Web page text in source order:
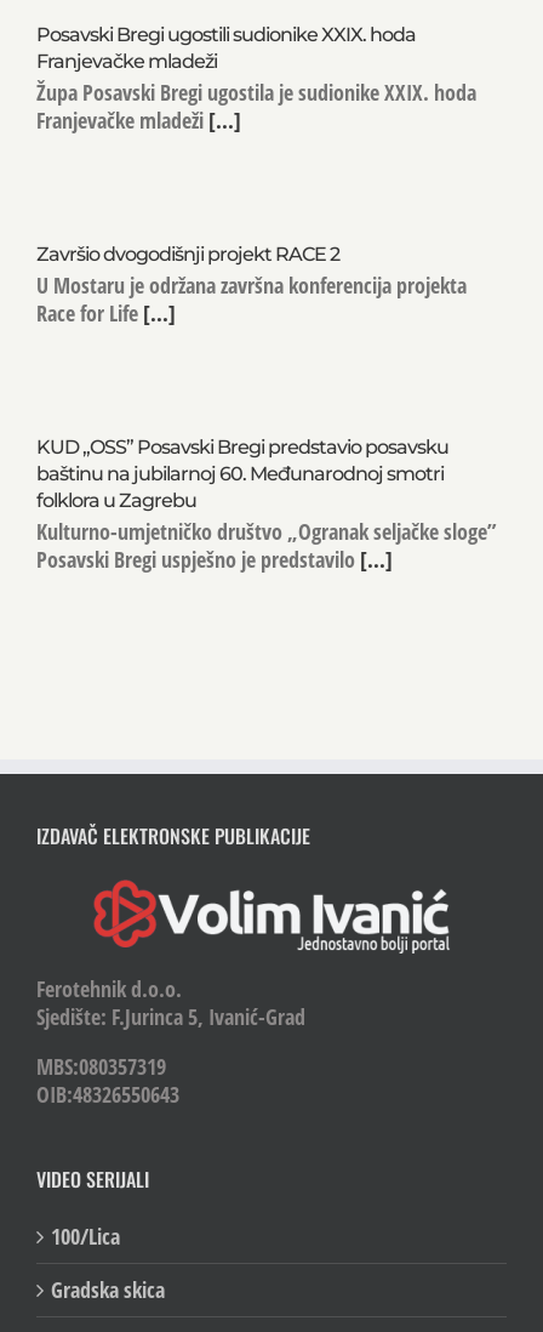
Posavski Bregi ugostili sudionike XXIX. hoda
Franjevačke mladeži
Župa Posavski Bregi ugostila je sudionike XXIX. hoda
Franjevačke mladeži
[...]
Završio dvogodišnji projekt RACE 2
U Mostaru je održana završna konferencija projekta
[...]
KUD „OSS” Posavski Bregi predstavio posavsku
baštinu na jubilarnoj 60. Međunarodnoj smotri
folklora u Zagrebu
Kulturno-umjetničko društvo „Ogranak seljačke sloge”
Posavski Bregi uspješno je predstavilo
[...]
IZDAVAČ ELEKTRONSKE PUBLIKACIJE
Ferotehnik d.o.o.
Sjedište: F.Jurinca 5, Ivanić-Grad
MBS:080357319
VIDEO SERIJALI
100/Lica
Gradska skica